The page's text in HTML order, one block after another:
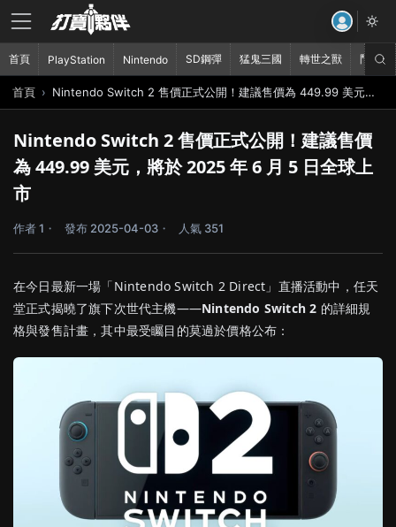
首頁 Nintendo Switch 2 售價正式公開！建議售價為 449.99 美元，將於 2025 年 6 月 5 日全球上市
Nintendo Switch 2 售價正式公開！建議售價
為 449.99 美元，將於 2025 年 6 月 5 日全球上
市
作者 1 發布 2025-04-03 人氣 351
在今日最新一場「Nintendo Switch 2 Direct」直播活動中，任天
堂正式揭曉了旗下次世代主機——Nintendo Switch 2 的詳細規
格與發售計畫，其中最受矚目的莫過於價格公布：
首頁 PlayStation Nintendo SD鋼彈 猛鬼三國 轉世之獸 鬥破蒼